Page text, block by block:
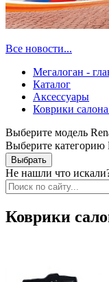
Все новости...
Мегалоган -
Каталог
Аксессуары
Коврики
Выберите модель
Выберите категорию
Не нашли что
Коврики